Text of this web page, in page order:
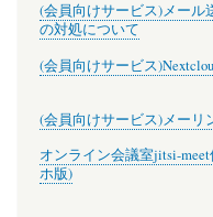
(会員向けサービス)メール
の対処について
(会員向けサービス
(会員向けサービス)メーリ
オンライン会議室jitsi-
ホ版)